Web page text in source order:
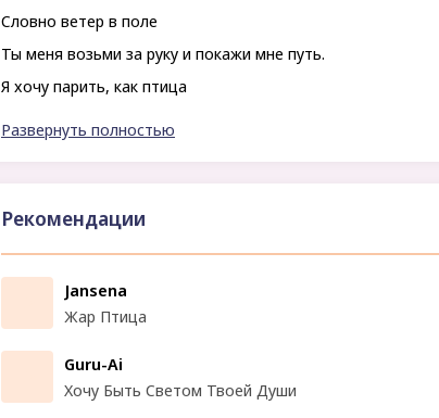
Словно ветер в поле
Ты меня возьми за руку и покажи мне путь.
Я хочу парить, как птица
Развернуть полностью
Рекомендации
Jansena
Жар Птица
Guru-Ai
Хочу Быть Светом Твоей Души